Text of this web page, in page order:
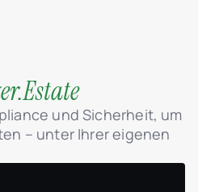
und Sicherheit, um
– unter Ihrer eigenen